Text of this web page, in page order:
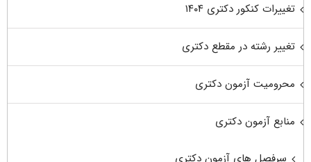
تغییرات کنکور دکتری ۱۴۰۴
تغییر رشته در مقطع دکتری
محرومیت آزمون دکتری
منابع آزمون دکتری
سرفصل های آزمون دکتری